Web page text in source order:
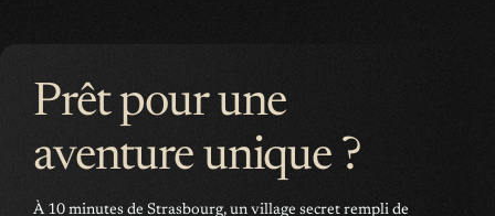
Prêt pour une
aventure unique ?
À 10 minutes de Strasbourg, un village secret rempli de